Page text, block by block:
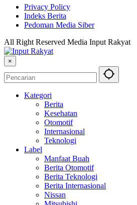
Privacy Policy
Indeks Berita
Pedoman Media Siber
All Right Reserved Media Input Rakyat
×
Kategori
Berita
Kesehatan
Otomotif
Internasional
Teknologi
Label
Manfaat Buah
Berita Otomotif
Berita Teknologi
Berita Internasional
Nissan